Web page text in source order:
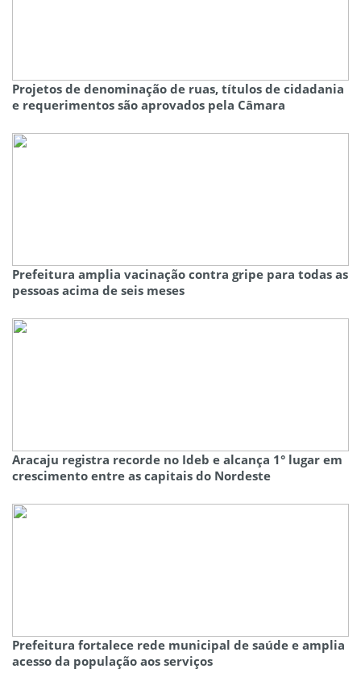
Projetos de denominação de ruas, títulos de cidadania
e requerimentos são aprovados pela Câmara
Prefeitura amplia vacinação contra gripe para todas as
pessoas acima de seis meses
Aracaju registra recorde no Ideb e alcança 1° lugar em
crescimento entre as capitais do Nordeste
Prefeitura fortalece rede municipal de saúde e amplia
acesso da população aos serviços